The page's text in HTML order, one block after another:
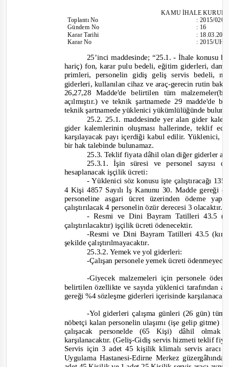
KAMU İHALE
ToplantıNo
Gündem No
Karar Tarihi
Karar No
:2015/020
: 16
:
:2015/
25’inci maddesinde; “25.1.-İhale konusu
hariç) fon, karar pulu bedeli, eğitim giderleri,
primleri, personelin gidiş geliş servis bedeli,
giderleri, kullanılan cihaz ve araç-gerecin rutin
26,27,28 Madde'de belirtilen tüm
açılmıştır.) ve teknik şartnamede 29 madde'de
teknik şartnamede yüklenici yükümlülüğünde
25.2. 25.1. maddesinde yer alan gider
gider kalemlerinin oluşması hallerinde, teklif
karşılayacak payı içerdiği kabul edilir. Yüklenici,
bir hak talebinde bulunamaz.
25.3. Teklif fiyata dâhil olan diğer giderler
25.3.1. İşin süresi ve personel sayısı
hesaplanacak işçilik ücreti:
-Yüklenici söz konusu işte çalıştıracağı
4 Kişi 4857 Sayılı İş Kanunu 30. Madde gereği
personelineasgari ücret üzerinden ödeme
çalıştırılacak 4 personelin özür derecesi 3 olacaktır.
-Resmi ve Dini Bayram Tatilleri 43.5
çalıştırılacaktır) işçilik ücreti ödenecektir.
-Resmi ve Dini Bayram Tatilleri 43.5
şekilde çalıştırılmayacaktır.
25.3.2. Yemek ve yol giderleri:
-Çalışan personele yemek ücreti
-Giyecek malzemeleri için personele
belirtilen özellikte ve sayıda yüklenici tarafından
gereği %4 sözleşme giderleri içerisinde
-Yol giderleri çalışma günleri (26 gün)
nöbetçi kalan personelin ulaşımı (işe gelip
çalışacak personelde (65 Kişi) dâhil
karşılanacaktır. (Geliş-Gidiş servis hizmeti teklif
Servis için 3 adet 45 kişilik klimalı servis aracı
Uygulama Hastanesi-Edirne Merkez